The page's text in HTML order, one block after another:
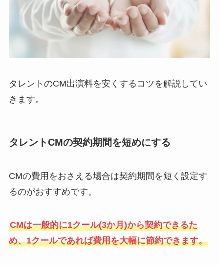
タレントのCM出演料を安くするコツを解説してい
きます。
タレントCMの契約期間を短めにする
CMの費用をおさえる場合は契約期間を短く設定す
るのがおすすめです。
CMは一般的に1クール(3か月)から契約できるた
め、1クールであれば費用を大幅に節約できます。